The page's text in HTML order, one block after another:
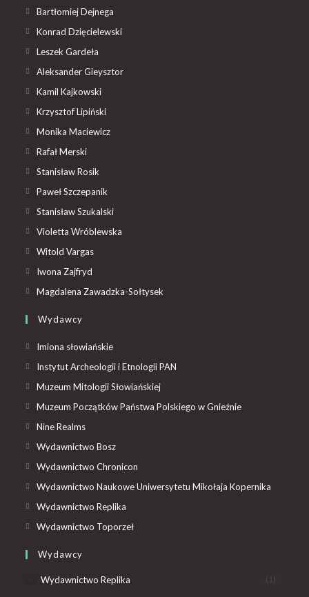
Bartłomiej Dejnega
Konrad Dzięcielewski
Leszek Gardeła
Aleksander Gieysztor
Kamil Kajkowski
Krzysztof Lipiński
Monika Maciewicz
Rafał Merski
Stanisław Rosik
Paweł Szczepanik
Stanisław Szukalski
Violetta Wróblewska
Witold Vargas
Iwona Zajfryd
Magdalena Zawadzka-Sołtysek
Wydawcy
Imiona słowiańskie
Instytut Archeologii i Etnologii PAN
Muzeum Mitologii Słowiańskiej
Muzeum Początków Państwa Polskiego w Gnieźnie
Nine Realms
Wydawnictwo Bosz
Wydawnictwo Chronicon
Wydawnictwo Naukowe Uniwersytetu Mikołaja Kopernika
Wydawnictwo Replika
Wydawnictwo Toporzeł
Wydawcy
Wydawnictwo Replika (1)